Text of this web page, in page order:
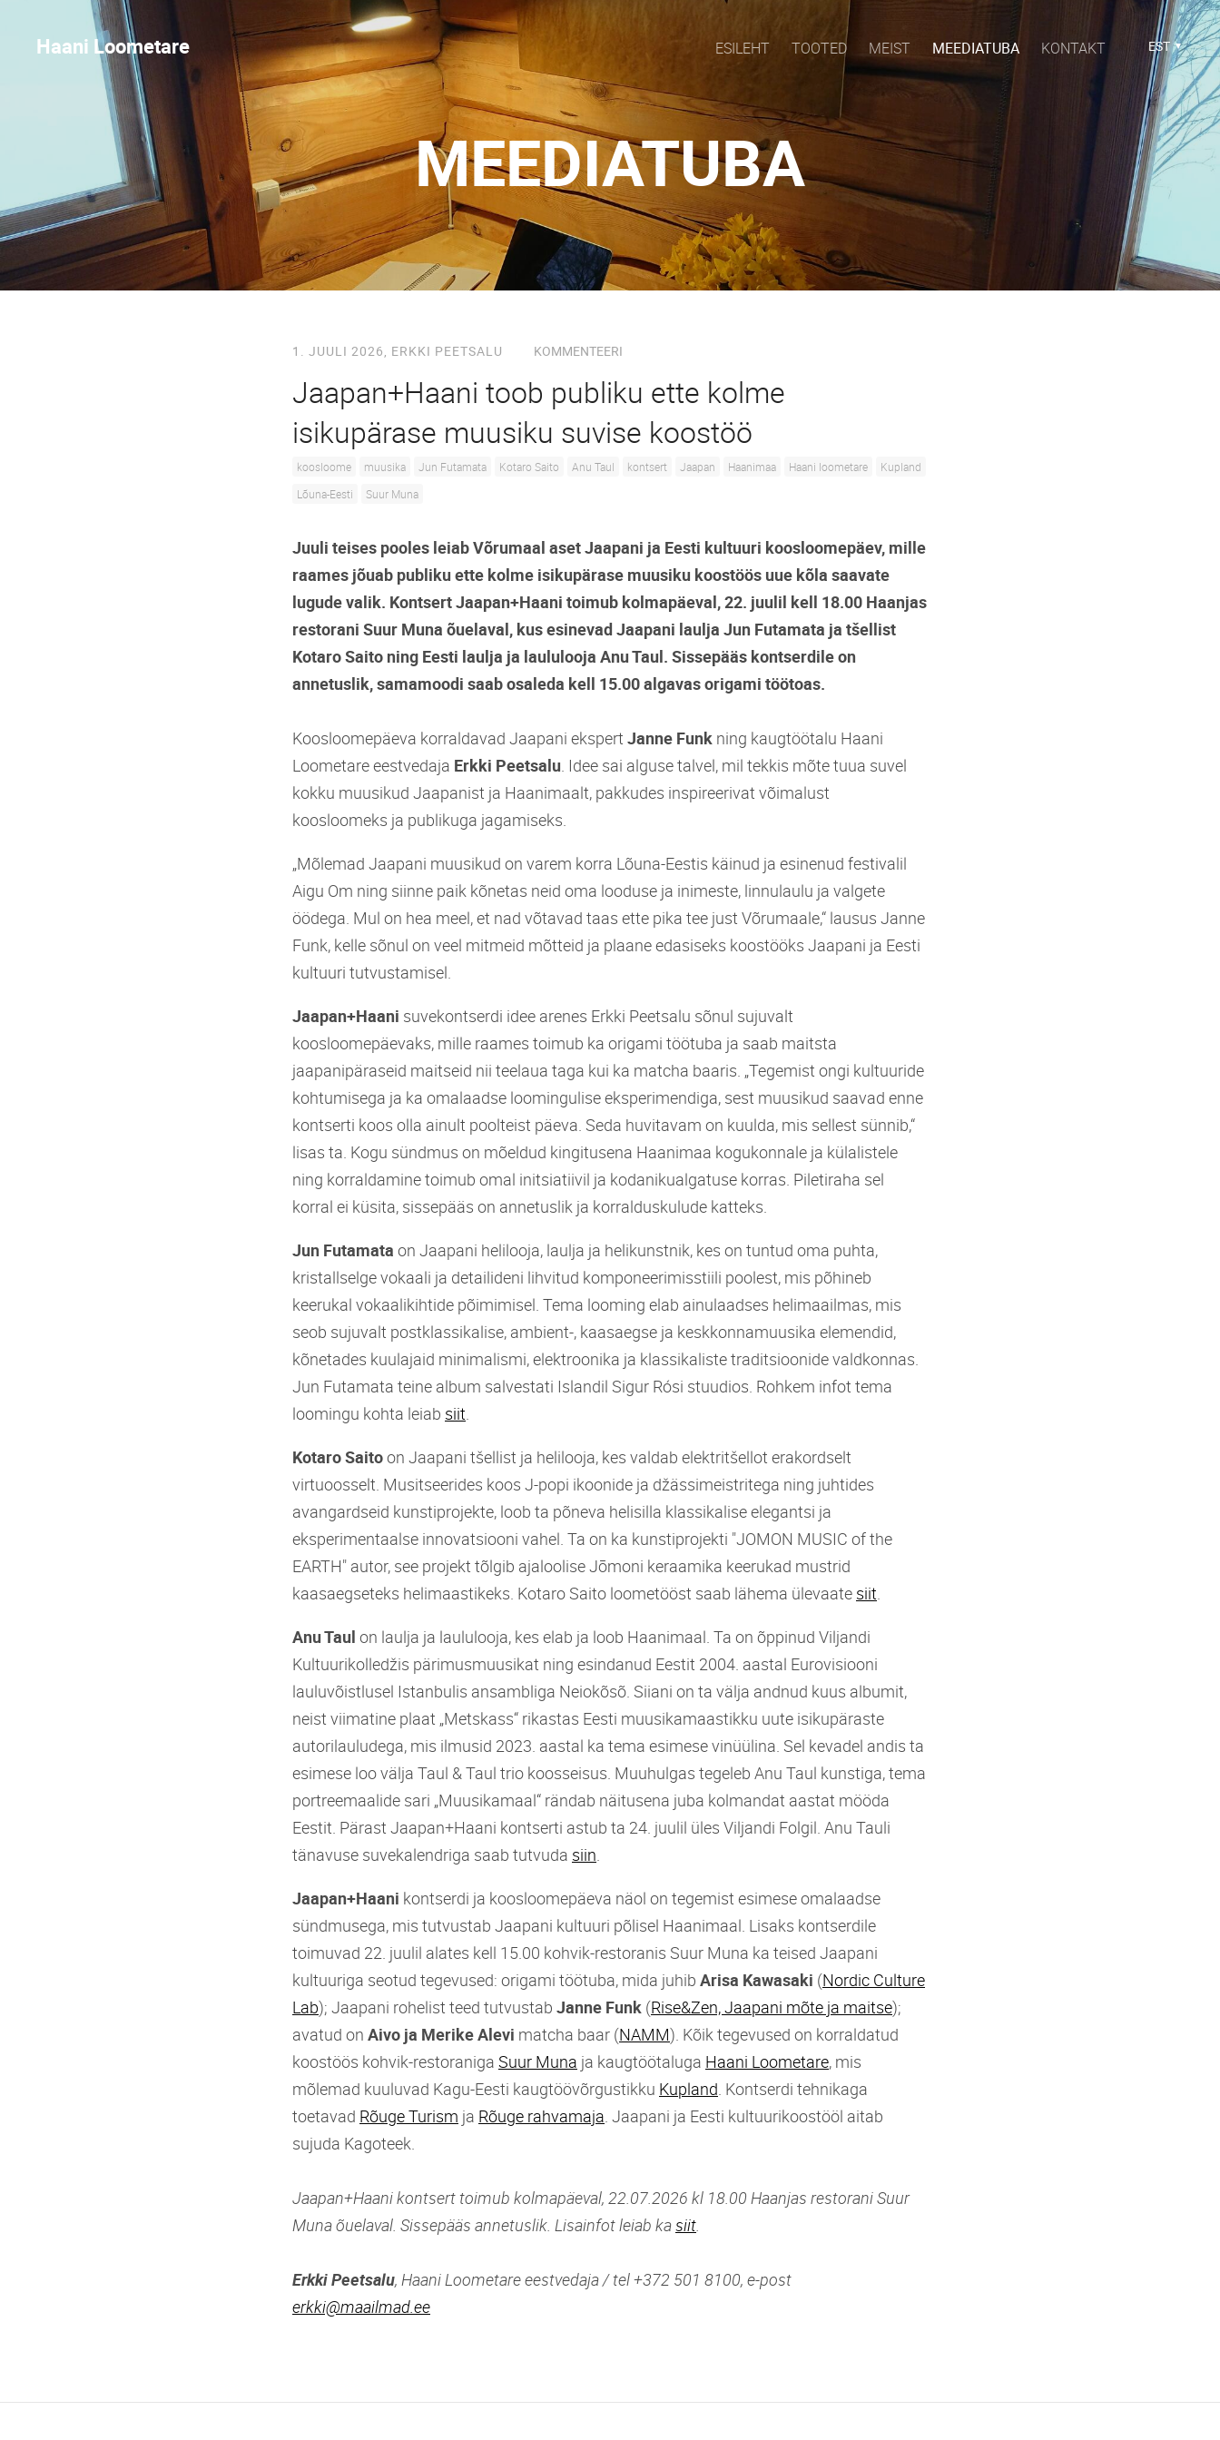
Haani Loometare ESILEHT TOOTED MEIST MEEDIATUBA KONTAKT EST
MEEDIATUBA
1. JUULI 2026, ERKKI PEETSALU KOMMENTEERI
Jaapan+Haani toob publiku ette kolme
isikupärase muusiku suvise koostöö
koosloome muusika Jun Futamata Kotaro Saito Anu Taul kontsert Jaapan Haanimaa Haani loometare
Kupland
Lõuna-Eesti
Suur Muna
Juuli teises pooles leiab Võrumaal aset Jaapani ja Eesti kultuuri koosloomepäev, mille
raames jõuab publiku ette kolme isikupärase muusiku koostöös uue kõla saavate
lugude valik. Kontsert Jaapan+Haani toimub kolmapäeval, 22. juulil kell 18.00 Haanjas
restorani Suur Muna õuelaval, kus esinevad Jaapani laulja Jun Futamata ja tšellist
Kotaro Saito ning Eesti laulja ja laululooja Anu Taul. Sissepääs kontserdile on
annetuslik, samamoodi saab osaleda kell 15.00 algavas origami töötoas.
Koosloomepäeva korraldavad Jaapani ekspert Janne Funk ning kaugtöötalu Haani
Loometare eestvedaja Erkki Peetsalu. Idee sai alguse talvel, mil tekkis mõte tuua suvel
kokku muusikud Jaapanist ja Haanimaalt, pakkudes inspireerivat võimalust
koosloomeks ja publikuga jagamiseks.
„Mõlemad Jaapani muusikud on varem korra Lõuna-Eestis käinud ja esinenud festivalil
Aigu Om ning siinne paik kõnetas neid oma looduse ja inimeste, linnulaulu ja valgete
öödega. Mul on hea meel, et nad võtavad taas ette pika tee just Võrumaale,“ lausus Janne
Funk, kelle sõnul on veel mitmeid mõtteid ja plaane edasiseks koostööks Jaapani ja Eesti
kultuuri tutvustamisel.
Jaapan+Haani suvekontserdi idee arenes Erkki Peetsalu sõnul sujuvalt
koosloomepäevaks, mille raames toimub ka origami töötuba ja saab maitsta
jaapanipäraseid maitseid nii teelaua taga kui ka matcha baaris. „Tegemist ongi kultuuride
kohtumisega ja ka omalaadse loomingulise eksperimendiga, sest muusikud saavad enne
kontserti koos olla ainult poolteist päeva. Seda huvitavam on kuulda, mis sellest sünnib,“
lisas ta. Kogu sündmus on mõeldud kingitusena Haanimaa kogukonnale ja külalistele
ning korraldamine toimub omal initsiatiivil ja kodanikualgatuse korras. Piletiraha sel
korral ei küsita, sissepääs on annetuslik ja korralduskulude katteks.
Jun Futamata on Jaapani helilooja, laulja ja helikunstnik, kes on tuntud oma puhta,
kristallselge vokaali ja detailideni lihvitud komponeerimisstiili poolest, mis põhineb
keerukal vokaalikihtide põimimisel. Tema looming elab ainulaadses helimaailmas, mis
seob sujuvalt postklassikalise, ambient-, kaasaegse ja keskkonnamuusika elemendid,
kõnetades kuulajaid minimalismi, elektroonika ja klassikaliste traditsioonide valdkonnas.
Jun Futamata teine album salvestati Islandil Sigur Rósi stuudios. Rohkem infot tema
loomingu kohta leiab siit.
Kotaro Saitoon Jaapani tšellist ja helilooja, kes valdab elektritšellot erakordselt
virtuoosselt. Musitseerides koos J-popi ikoonide ja džässimeistritega ning juhtides
avangardseid kunstiprojekte, loob ta põneva helisilla klassikalise elegantsi ja
eksperimentaalse innovatsiooni vahel. Ta on ka kunstiprojekti "JOMON MUSIC of the
EARTH" autor, see projekt tõlgib ajaloolise Jōmoni keraamika keerukad mustrid
kaasaegseteks helimaastikeks. Kotaro Saito loometööst saab lähema ülevaate siit.
Anu Taul on laulja ja laululooja, kes elab ja loob Haanimaal. Ta on õppinud Viljandi
Kultuurikolledžis pärimusmuusikat ning esindanud Eestit 2004. aastal Eurovisiooni
lauluvõistlusel Istanbulis ansambliga Neiokõsõ. Siiani on ta välja andnud kuus albumit,
neist viimatine plaat „Metskass“ rikastas Eesti muusikamaastikku uute isikupäraste
autorilauludega, mis ilmusid 2023. aastal ka tema esimese vinüülina. Sel kevadel andis ta
esimese loo välja Taul & Taul trio koosseisus. Muuhulgas tegeleb Anu Taul kunstiga, tema
portreemaalide sari „Muusikamaal“ rändab näitusena juba kolmandat aastat mööda
Eestit. Pärast Jaapan+Haani kontserti astub ta 24. juulil üles Viljandi Folgil. Anu Tauli
tänavuse suvekalendriga saab tutvuda siin.
Jaapan+Haani kontserdi ja koosloomepäeva näol on tegemist esimese omalaadse
sündmusega, mis tutvustab Jaapani kultuuri põlisel Haanimaal. Lisaks kontserdile
toimuvad 22. juulil alates kell 15.00 kohvik-restoranis Suur Muna ka teised Jaapani
kultuuriga seotud tegevused: origami töötuba, mida juhib Arisa Kawasaki (Nordic Culture
Lab); Jaapani rohelist teed tutvustab Janne Funk (Rise&Zen, Jaapani mõte ja maitse);
avatud on Aivo ja Merike Alevi matcha baar (NAMM). Kõik tegevused on korraldatud
koostöös kohvik-restoraniga Suur Muna ja kaugtöötaluga Haani Loometare, mis
mõlemad kuuluvad Kagu-Eesti kaugtöövõrgustikku Kupland. Kontserdi tehnikaga
toetavad Rõuge Turism ja Rõuge rahvamaja. Jaapani ja Eesti kultuurikoostööl aitab
sujuda Kagoteek.
Jaapan+Haani kontsert toimub kolmapäeval, 22.07.2026 kl 18.00 Haanjas restorani Suur
Muna õuelaval. Sissepääs annetuslik. Lisainfot leiab kasiit.
Erkki Peetsalu, Haani Loometare eestvedaja / tel +372 501 8100, e-post
erkki@maailmad.ee